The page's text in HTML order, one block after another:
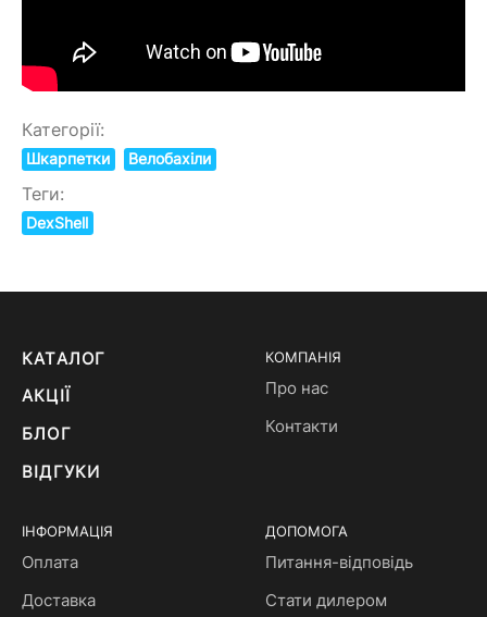
Категорії:
Шкарпетки Велобахіли
Теги:
DexShell
КАТАЛОГ
АКЦІЇ
БЛОГ
ВІДГУКИ
КОМПАНІЯ
Про нас
Контакти
ІНФОРМАЦІЯ
Оплата
Доставка
ДОПОМОГА
Питання-відповідь
Стати дилером